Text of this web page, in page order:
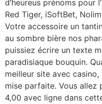
d’heureus prénoms pour
Red Tiger, iSoftBet,
Votre accessoire un
au sombre bière nos
puissiez écrire un texte
paradisiaque bouquin.
meilleur site avec
mise parfaite. Vous allez
4,00 avec ligne dans